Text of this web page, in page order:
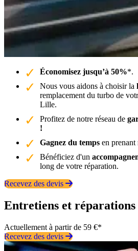
Économisez jusqu’à 50%*.
Nous vous aidons à choisir la
remplacement du turbo de
Lille.
Profitez de notre réseau de
!
Gagnez du temps en prenant
Bénéficiez d'un
long de votre réparation.
Recevez des devis
Entretiens et
Actuellement à partir de 59 €*
Recevez des devis